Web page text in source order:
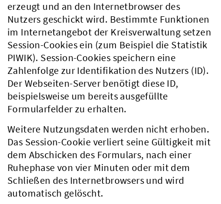
erzeugt und an den Internetbrowser des
Nutzers geschickt wird. Bestimmte Funktionen
im Internetangebot der Kreisverwaltung setzen
Session-Cookies ein (zum Beispiel die Statistik
PIWIK). Session-Cookies speichern eine
Zahlenfolge zur Identifikation des Nutzers (ID).
Der Webseiten-Server benötigt diese ID,
beispielsweise um bereits ausgefüllte
Formularfelder zu erhalten.
Weitere Nutzungsdaten werden nicht erhoben.
Das Session-Cookie verliert seine Gültigkeit mit
dem Abschicken des Formulars, nach einer
Ruhephase von vier Minuten oder mit dem
Schließen des Internetbrowsers und wird
automatisch gelöscht.